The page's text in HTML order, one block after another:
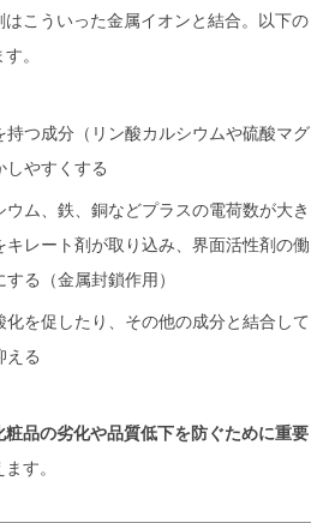
こういった金属イオンと結合。以下の
。
持つ成分（リン酸カルシウムや硫酸マグ
しやすくする
ム、鉄、銅などプラスの電荷数が大き
キレート剤が取り込み、界面活性剤の働
る（金属封鎖作用）
を促したり、その他の成分と結合して
える
粧品の劣化や品質低下を防ぐために重要
す。